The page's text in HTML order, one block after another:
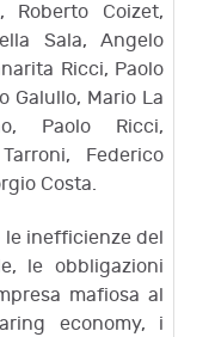
Roberto Coizet,
Sala, Angelo
Ricci, Paolo
Galullo, Mario La
Paolo Ricci,
Federico
Costa.
inefficienze del
le obbligazioni
mafiosa al
economy, i